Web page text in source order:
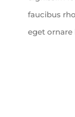
faucibus
eget ornare